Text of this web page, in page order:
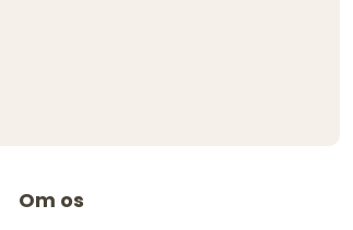
Om os